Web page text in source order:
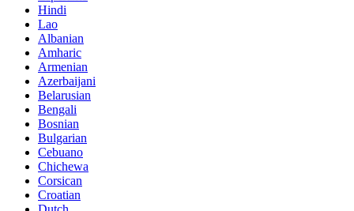
Hindi
Lao
Albanian
Amharic
Armenian
Azerbaijani
Belarusian
Bengali
Bosnian
Bulgarian
Cebuano
Chichewa
Corsican
Croatian